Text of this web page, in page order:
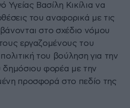
Υγείας Βασίλη Κικίλια να
του αναφορικά με τις
στο σχέδιο νόμου
εργαζομένους του
του βούληση για την
δημόσιου φορέα με την
προσφορά στο πεδίο της